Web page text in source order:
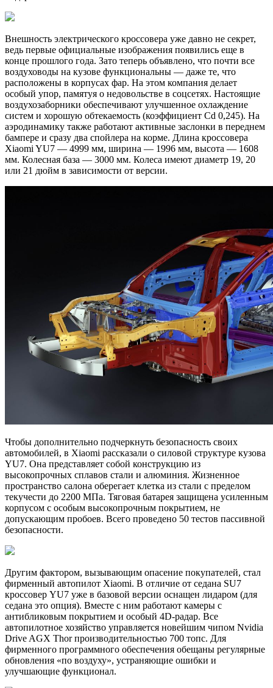
Внешность электрического кроссовера уже давно не секрет,
ведь первые официальные изображения появились еще в
конце прошлого года. Зато теперь объявлено, что почти все
воздуховоды на кузове функциональны — даже те, что
расположены в корпусах фар. На этом компания делает
особый упор, памятуя о недовольстве в соцсетях. Настоящие
воздухозаборники обеспечивают улучшенное охлаждение
систем и хорошую обтекаемость (коэффициент Cd 0,245). На
аэродинамику также работают активные заслонки в переднем
бампере и сразу два спойлера на корме. Длина кроссовера
Xiaomi YU7 — 4999 мм, ширина — 1996 мм, высота — 1608
мм. Колесная база — 3000 мм. Колеса имеют диаметр 19, 20
или 21 дюйм в зависимости от версии.
Чтобы дополнительно подчеркнуть безопасность своих
автомобилей, в Xiaomi рассказали о силовой структуре кузова
YU7. Она представляет собой конструкцию из
высокопрочных сплавов стали и алюминия. Жизненное
пространство салона оберегает клетка из стали с пределом
текучести до 2200 МПа. Тяговая батарея защищена усиленным
корпусом с особым высокопрочным покрытием, не
допускающим пробоев. Всего проведено 50 тестов пассивной
безопасности.
Другим фактором, вызывающим опасение покупателей, стал
фирменный автопилот Xiaomi. В отличие от седана SU7
кроссовер YU7 уже в базовой версии оснащен лидаром (для
седана это опция). Вместе с ним работают камеры с
антибликовым покрытием и особый 4D-радар. Все
автопилотное хозяйство управляется новейшим чипом Nvidia
Drive AGX Thor производительностью 700 топс. Для
фирменного программного обеспечения обещаны регулярные
обновления «по воздуху», устраняющие ошибки и
улучшающие функционал.